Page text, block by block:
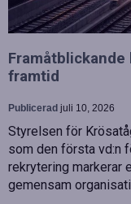
framtid
Publicerad juli 10, 2026
Styrelsen för
som den första vd:n
rekrytering markerar
gemensam